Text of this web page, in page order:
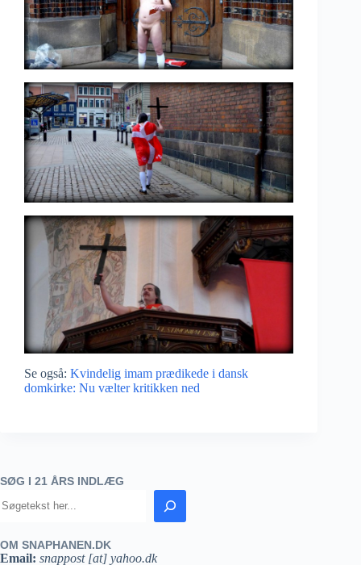
Se også: Kvindelig imam prædikede i dansk
domkirke: Nu vælter kritikken ned
SØG I 21 ÅRS INDLÆG
OM SNAPHANEN.DK
Email: snappost [at] yahoo.dk